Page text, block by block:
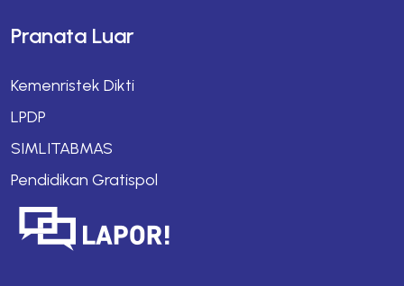
Pranata Luar
Kemenristek Dikti
LPDP
SIMLITABMAS
Pendidikan Gratispol